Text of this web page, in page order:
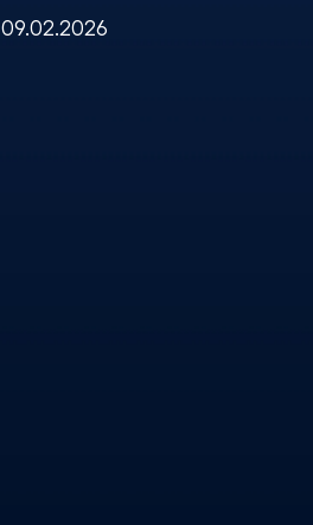
09.02.2026